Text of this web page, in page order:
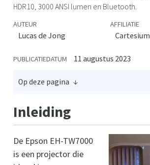
HDR10, 3000 ANSI lumen en Bluetooth.
AUTEUR AFFILIATIE
Lucas de Jong Cartesium
PUBLICATIEDATUM 11 augustus 2023
Op deze pagina
Inleiding
De Epson EH-TW7000
is een projector die